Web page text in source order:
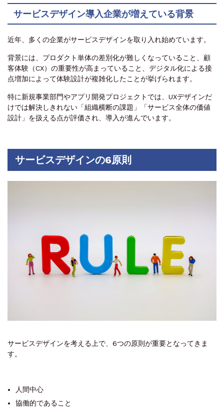
サービスデザイン導入企業が増えている背景
近年、多くの企業がサービスデザインを取り入れ始めています。
背景には、プロダクト単体の差別化が難しくなっていること、顧
客体験（CX）の重要性が高まっていること、デジタル化による接
点増加によって体験設計が複雑化したことが挙げられます。
特に新規事業部門やアプリ開発プロジェクトでは、UXデザインだ
けでは解決しきれない「組織横断の課題」「サービス全体の価値
設計」を扱える点が評価され、導入が進んでいます。
サービスデザインの6原則
サービスデザインを考える上で、6つの原則が重要となってきま
す。
人間中心
協働的であること